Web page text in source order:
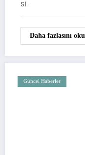
Sİ…
Daha fazlasını oku
Güncel Haberler